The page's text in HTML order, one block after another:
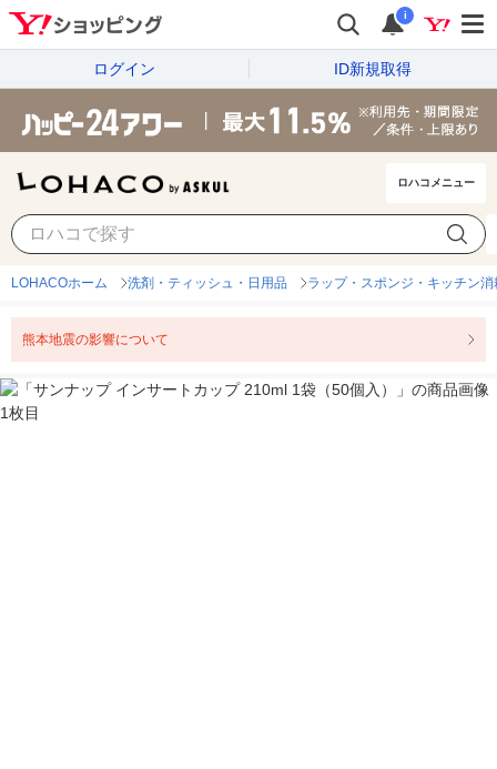
i
ログイン ID新規取得
ロハコメニュー
LOHACOホーム 洗剤・ティッシュ・日用品 ラップ・スポンジ・キッチン消
熊本地震の影響について